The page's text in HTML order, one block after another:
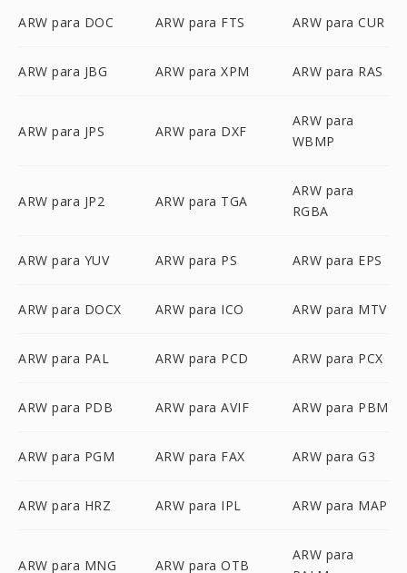
ARW para DOC ARW para FTS ARW para CUR
ARW para JBG ARW para XPM ARW para RAS
ARW para JPS ARW para DXF
ARW para
WBMP
ARW para JP2 ARW para TGA
ARW para
RGBA
ARW para YUV ARW para PS ARW para EPS
ARW para DOCX ARW para ICO ARW para MTV
ARW para PAL ARW para PCD ARW para PCX
ARW para PDB ARW para AVIF ARW para PBM
ARW para PGM ARW para FAX ARW para G3
ARW para HRZ ARW para IPL ARW para MAP
ARW para MNG ARW para OTB
ARW para